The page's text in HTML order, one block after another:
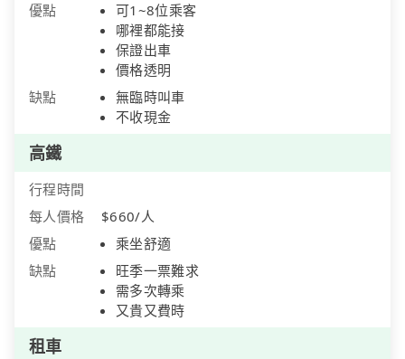
優點
可1~8位乘客
哪裡都能接
保證出車
價格透明
缺點
無臨時叫車
不收現金
高鐵
行程時間
每人價格
$660/人
優點
乘坐舒適
缺點
旺季一票難求
需多次轉乘
又貴又費時
租車